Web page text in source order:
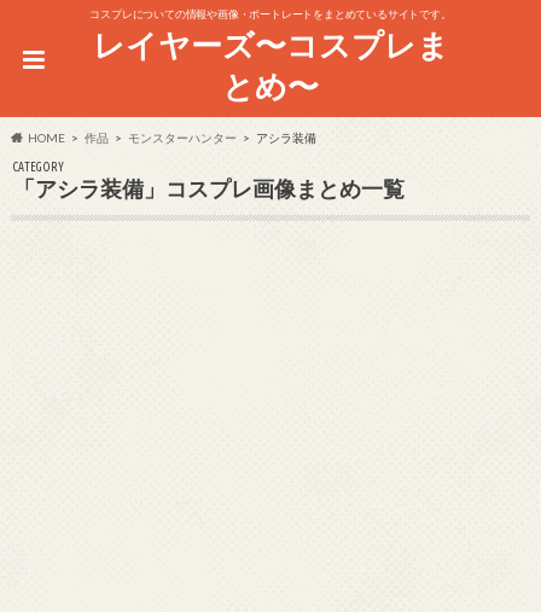
コスプレについての情報や画像・ポートレートをまとめているサイトです。
レイヤーズ〜コスプレま
とめ〜
HOME 作品 モンスターハンター アシラ装備
CATEGORY
「アシラ装備」コスプレ画像まとめ一覧